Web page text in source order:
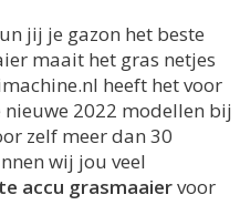
jij je gazon het beste
maait het gras netjes
heeft het voor
2022 modellen bij
zelf meer dan 30
wij jou veel
accu grasmaaiervoor